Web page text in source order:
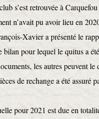
s’est retrouvée à
n’avait pu avoir lieu en
Xavier a présenté le
bilan pour lequel le quitus a
les autres peuvent le
de rechange a été assuré
pour 2021 est due en